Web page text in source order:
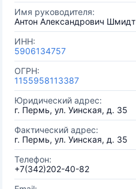
Имя руководителя:
Антон Александрович Шмидт
ИНН:
5906134757
ОГРН:
1155958113387
Юридический адрес:
г. Пермь, ул. Уинская, д. 35
Фактический адрес:
г. Пермь, ул. Уинская, д. 35
Телефон:
+7(342)202-40-82